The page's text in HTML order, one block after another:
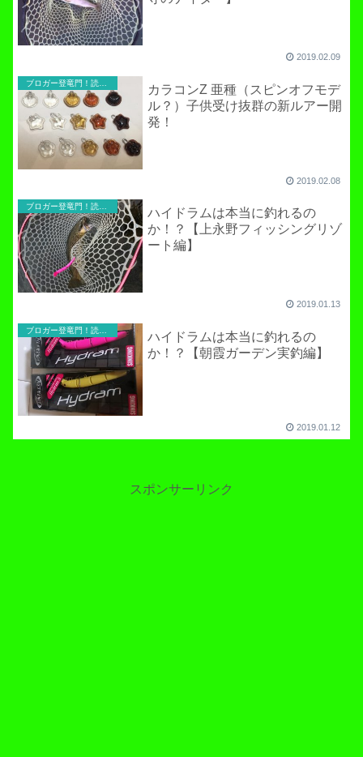
2019.02.09
カラコンZ 亜種（スピンオフモデ
ル？）子供受け抜群の新ルアー開
発！
2019.02.08
ハイドラムは本当に釣れるの
か！？【上永野フィッシングリゾ
ート編】
2019.01.13
ハイドラムは本当に釣れるの
か！？【朝霞ガーデン実釣編】
2019.01.12
スポンサーリンク